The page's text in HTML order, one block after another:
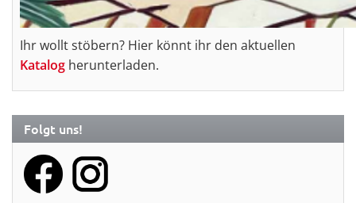
Ihr wollt stöbern? Hier könnt ihr den aktuellen
Katalog herunterladen.
Folgt uns!